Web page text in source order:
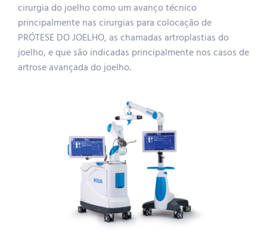
cirurgia do joelho como um avanço técnico
principalmente nas cirurgias para colocação de
PRÓTESE DO JOELHO, as chamadas artroplastias do
joelho, e que são indicadas principalmente nos casos de
artrose avançada do joelho.